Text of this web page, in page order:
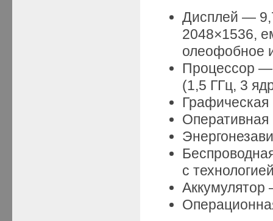
Дисплей —
2048×1536,
олеофобное
Процессор —
(1,5 ГГц, 3
с